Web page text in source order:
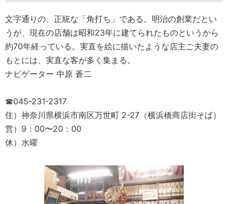
文字通りの、正統な「角打ち」である。明治の創業だとい
うが、現在の店舗は昭和23年に建てられたものというから
約70年経っている。実直を絵に描いたような店主ご夫妻の
もとには、実直な客が多く集まる。
ナビゲーター 中原 蒼二
☎045-231-2317
住）神奈川県横浜市南区万世町 2-27（横浜橋商店街そば）
営）9：00〜20：00
休）水曜